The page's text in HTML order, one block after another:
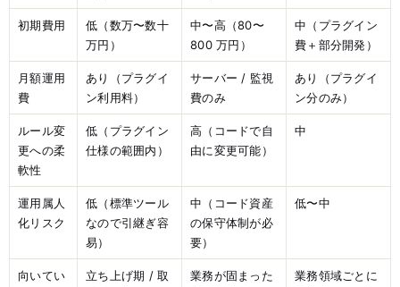
初期費用
低（数万〜数十
万円）
中〜高（80〜
800 万円）
中（プラグイン
費＋部分開発）
月額運用
費
あり（プラグイ
ン利用料）
サーバー / 監視
費のみ
あり（プラグイ
ン分のみ）
ルール変
更への柔
軟性
低（プラグイン
仕様の範囲内）
高（コードで自
由に変更可能）
中
運用属人
化リスク
低（標準ツール
なので引継ぎ容
易）
中（コード資産
の保守体制が必
要）
低〜中
向いてい
立ち上げ期 / 取
業務が固まった
業務領域ごとに